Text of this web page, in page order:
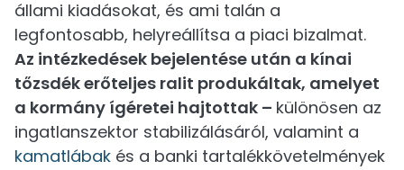
állami kiadásokat, és ami talán a
legfontosabb, helyreállítsa a piaci bizalmat.
Az intézkedések bejelentése után a kínai
tőzsdék erőteljes ralit produkáltak, amelyet
a kormány ígéretei hajtottak – különösen az
ingatlanszektor stabilizálásáról, valamint a
kamatlábak és a banki tartalékkövetelmények